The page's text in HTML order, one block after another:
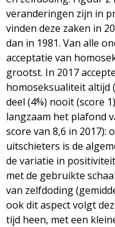
veranderingen zijn in
vinden deze zaken in
dan in 1981. Van alle
acceptatie van
grootst. In 2017
homoseksualiteit altijd
deel (4%) nooit (score
langzaam het plafond
score van 8,6 in 2017):
uitschieters is de
de variatie in
met de gebruikte
van zelfdoding
ook dit aspect volgt
tijd heen, met een